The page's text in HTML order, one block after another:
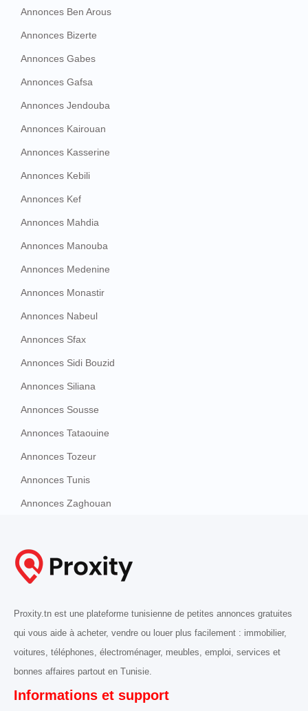
Annonces Ben Arous
Annonces Bizerte
Annonces Gabes
Annonces Gafsa
Annonces Jendouba
Annonces Kairouan
Annonces Kasserine
Annonces Kebili
Annonces Kef
Annonces Mahdia
Annonces Manouba
Annonces Medenine
Annonces Monastir
Annonces Nabeul
Annonces Sfax
Annonces Sidi Bouzid
Annonces Siliana
Annonces Sousse
Annonces Tataouine
Annonces Tozeur
Annonces Tunis
Annonces Zaghouan
Proxity.tn est une plateforme tunisienne de petites annonces gratuites
qui vous aide à acheter, vendre ou louer plus facilement : immobilier,
voitures, téléphones, électroménager, meubles, emploi, services et
bonnes affaires partout en Tunisie.
Informations et support